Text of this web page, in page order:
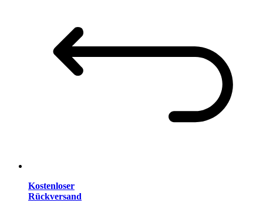
Kostenloser
Rückversand